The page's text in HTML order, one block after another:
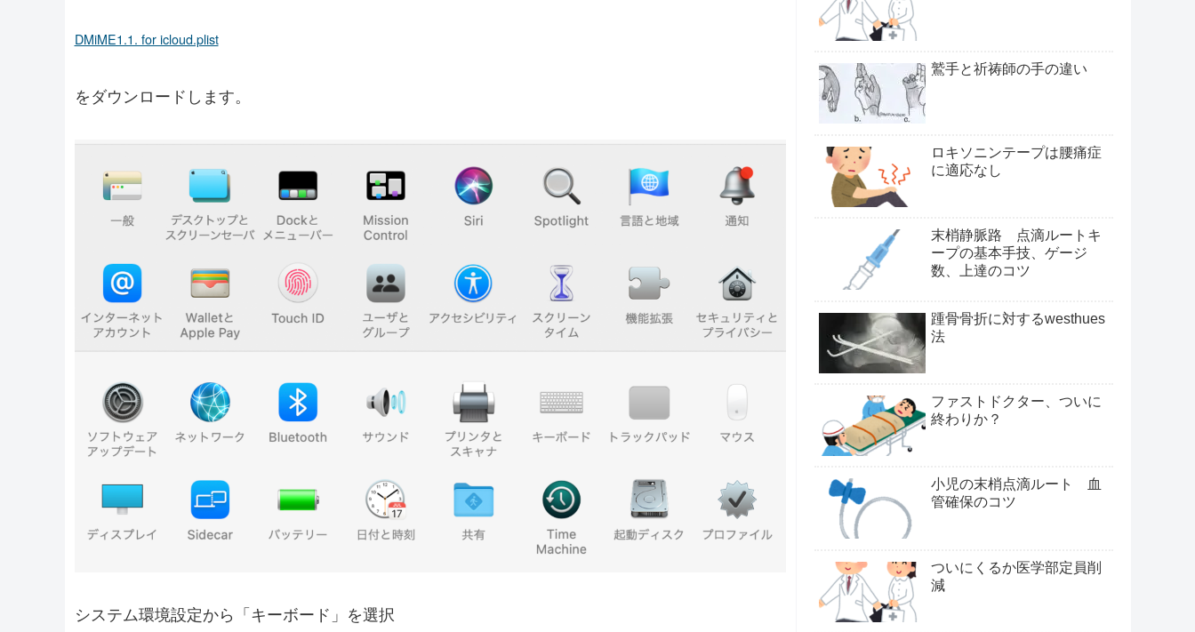
DMiME1.1. for icloud.plist
をダウンロードします。
システム環境設定から「キーボード」を選択
鷲手と祈祷師の手の違い
ロキソニンテープは腰痛症
に適応なし
末梢静脈路 点滴ルートキ
ープの基本手技、ゲージ
数、上達のコツ
踵骨骨折に対するwesthues
法
ファストドクター、ついに
終わりか？
小児の末梢点滴ルート 血
管確保のコツ
ついにくるか医学部定員削
減